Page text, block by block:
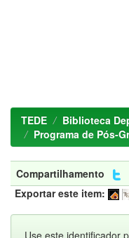
TEDE
Biblioteca
Programa de Pós-
Compartilhamento
Exportar este item: